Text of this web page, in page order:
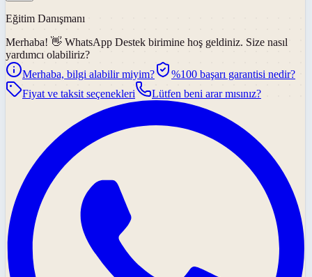
Eğitim Danışmanı
Merhaba! 👋 WhatsApp Destek birimine hoş geldiniz. Size nasıl
yardımcı olabiliriz?
Merhaba, bilgi alabilir miyim?
%100 başarı garantisi nedir?
Fiyat ve taksit seçenekleri
Lütfen beni arar mısınız?